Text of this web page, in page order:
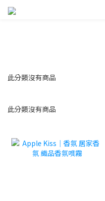
此分類沒有商品
此分類沒有商品